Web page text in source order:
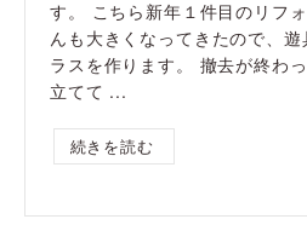
す。 こちら新年１件目のリフ
んも大きくなってきたので、
ラスを作ります。 撤去が終わ
立てて ...
続きを読む